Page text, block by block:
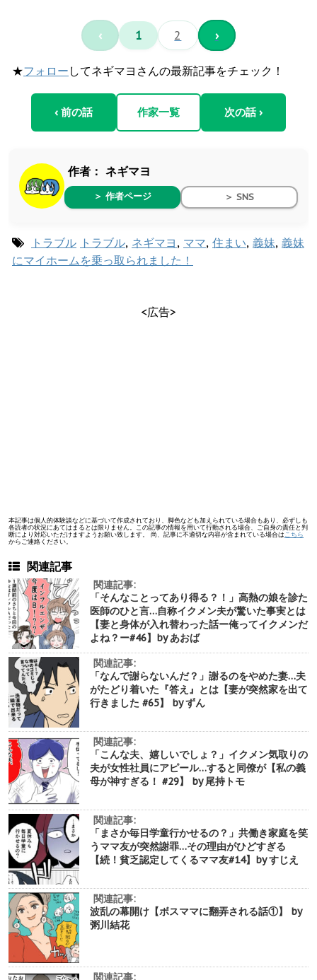
‹ 1 2 ›
★フォロー してネギマヨさんの最新記事をチェック！
‹ 前の話 作家一覧 次の話 ›
作者： ネギマヨ
＞ 作者ページ ＞ SNS
トラブル トラブル, ネギマヨ , ママ, 住まい, 義妹, 義妹
にマイホームを乗っ取られました！
<広告>
本記事は個人的体験談などに基づいて作成されており、脚色なども加えられている場合もあり、必ずしも
各読者の状況にあてはまるとは限りません。この記事の情報を用いて行動される場合、ご自身の責任と判
断により対応いただけますようお願い致します。 尚、記事に不適切な内容が含まれている場合は こちら
からご連絡ください。
関連記事
関連記事:
「そんなことってあり得る？！」高熱の娘を診た
医師のひと言…自称イクメン夫が驚いた事実とは
【妻と身体が入れ替わった話ー俺ってイクメンだ
よね？ー#46】by あおば
関連記事:
「なんで謝らないんだ？」謝るのをやめた妻…夫
がたどり着いた『答え』とは【妻が突然家を出て
行きました #65】 by ずん
関連記事:
「こんな夫、嬉しいでしょ？」イクメン気取りの
夫が女性社員にアピール…すると同僚が【私の義
母が神すぎる！ #29】 by 尾持トモ
関連記事:
「まさか毎日学童行かせるの？」共働き家庭を笑
うママ友が突然謝罪…その理由がひどすぎる
【続！貧乏認定してくるママ友#14】by すじえ
関連記事:
波乱の幕開け【ボスママに翻弄される話①】 by
粥川結花
関連記事: